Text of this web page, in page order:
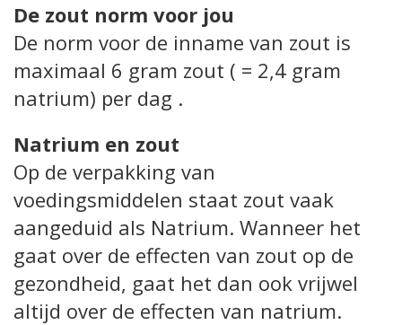
De zout norm voor jou
De norm voor de inname van zout is
maximaal 6 gram zout ( = 2,4 gram
natrium) per dag .
Natrium en zout
Op de verpakking van
voedingsmiddelen staat zout vaak
aangeduid als Natrium. Wanneer het
gaat over de effecten van zout op de
gezondheid, gaat het dan ook vrijwel
altijd over de effecten van natrium.